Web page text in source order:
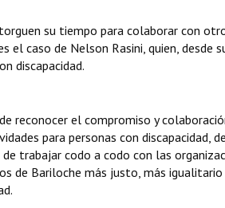
su tiempo para colaborar con
el caso de Nelson Rasini, quien, desde
discapacidad.
reconocer el compromiso y
para personas con discapacidad,
trabajar codo a codo con las
de Bariloche más justo, más